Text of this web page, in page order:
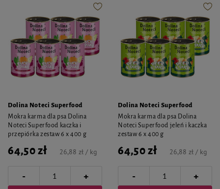
Dolina Noteci Superfood
Mokra karma dla psa Dolina
Noteci Superfood kaczka i
przepiórka zestaw 6 x 400 g
64,50 zł 26,88 zł / kg
- +
Dolina Noteci Superfood
Mokra karma dla psa Dolina
Noteci Superfood jeleń i kaczka
zestaw 6 x 400 g
64,50 zł 26,88 zł / kg
- +